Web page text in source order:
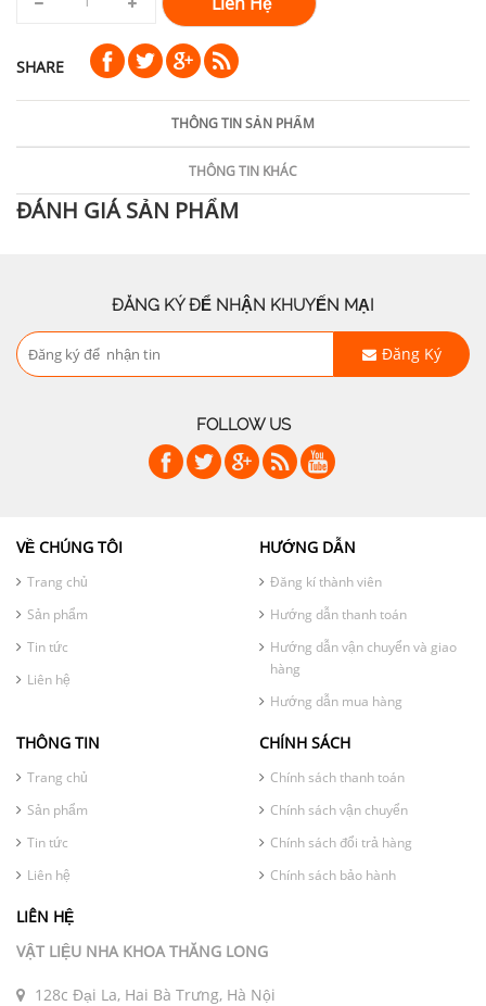
SHARE
THÔNG TIN SẢN PHẨM
THÔNG TIN KHÁC
ĐÁNH GIÁ SẢN PHẨM
ĐĂNG KÝ ĐỂ NHẬN KHUYẾN MẠI
Đăng Ký
FOLLOW US
VỀ CHÚNG TÔI
Trang chủ
Sản phẩm
Tin tức
Liên hệ
HƯỚNG DẪN
Đăng kí thành viên
Hướng dẫn thanh toán
Hướng dẫn vận chuyển và giao
hàng
Hướng dẫn mua hàng
THÔNG TIN
Trang chủ
Sản phẩm
Tin tức
Liên hệ
CHÍNH SÁCH
Chính sách thanh toán
Chính sách vận chuyển
Chính sách đổi trả hàng
Chính sách bảo hành
LIÊN HỆ
VẬT LIỆU NHA KHOA THĂNG LONG
128c Đại La, Hai Bà Trưng, Hà Nội